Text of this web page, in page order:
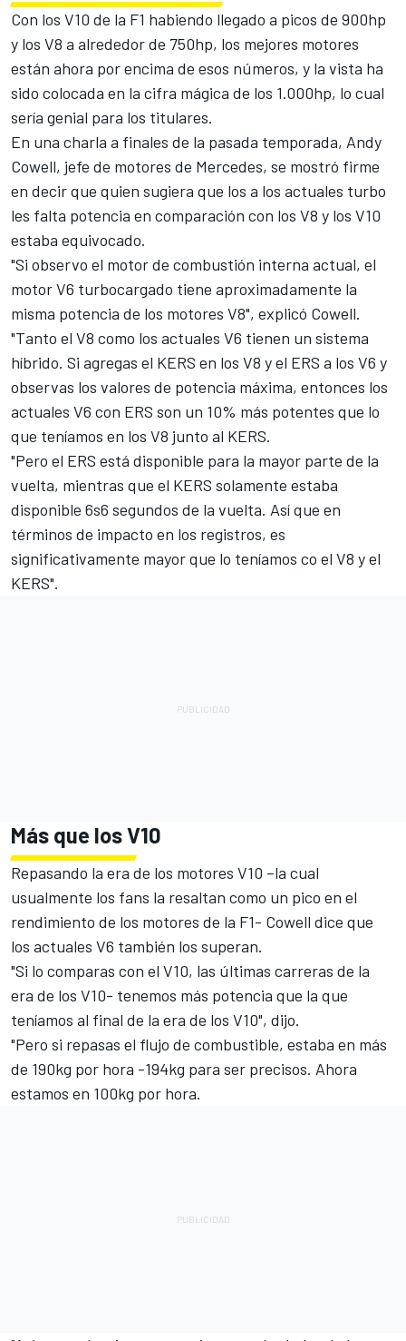
Con los V10 de la F1 habiendo llegado a picos de 900hp
y los V8 a alrededor de 750hp, los mejores motores
están ahora por encima de esos números, y la vista ha
sido colocada en la cifra mágica de los 1.000hp, lo cual
sería genial para los titulares.
En una charla a finales de la pasada temporada, Andy
Cowell, jefe de motores de Mercedes, se mostró firme
en decir que quien sugiera que los a los actuales turbo
les falta potencia en comparación con los V8 y los V10
estaba equivocado.
"Si observo el motor de combustión interna actual, el
motor V6 turbocargado tiene aproximadamente la
misma potencia de los motores V8", explicó Cowell.
"Tanto el V8 como los actuales V6 tienen un sistema
híbrido. Si agregas el KERS en los V8 y el ERS a los V6 y
observas los valores de potencia máxima, entonces los
actuales V6 con ERS son un 10% más potentes que lo
que teníamos en los V8 junto al KERS.
"Pero el ERS está disponible para la mayor parte de la
vuelta, mientras que el KERS solamente estaba
disponible 6s6 segundos de la vuelta. Así que en
términos de impacto en los registros, es
significativamente mayor que lo teníamos co el V8 y el
KERS".
Más que los V10
Repasando la era de los motores V10 –la cual
usualmente los fans la resaltan como un pico en el
rendimiento de los motores de la F1- Cowell dice que
los actuales V6 también los superan.
"Si lo comparas con el V10, las últimas carreras de la
era de los V10- tenemos más potencia que la que
teníamos al final de la era de los V10", dijo.
"Pero si repasas el flujo de combustible, estaba en más
de 190kg por hora -194kg para ser precisos. Ahora
estamos en 100kg por hora.